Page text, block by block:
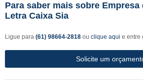
Para saber mais sobre Empresa
Letra Caixa Sia
Ligue para (61) 98664-2818 ou clique aqui e entre
Solicite um